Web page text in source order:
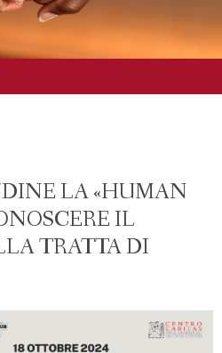
LA «HUMAN
IL
TRATTA DI